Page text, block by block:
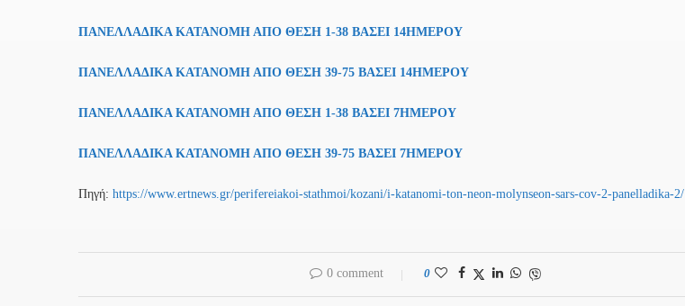
ΠΑΝΕΛΛΑΔΙΚΑ ΚΑΤΑΝΟΜΗ ΑΠΟ ΘΕΣΗ 1-38 ΒΑΣΕΙ 14ΗΜΕΡΟΥ
ΠΑΝΕΛΛΑΔΙΚΑ ΚΑΤΑΝΟΜΗ ΑΠΟ ΘΕΣΗ 39-75 ΒΑΣΕΙ 14ΗΜΕΡΟΥ
ΠΑΝΕΛΛΑΔΙΚΑ ΚΑΤΑΝΟΜΗ ΑΠΟ ΘΕΣΗ 1-38 ΒΑΣΕΙ 7ΗΜΕΡΟΥ
ΠΑΝΕΛΛΑΔΙΚΑ ΚΑΤΑΝΟΜΗ ΑΠΟ ΘΕΣΗ 39-75 ΒΑΣΕΙ 7ΗΜΕΡΟΥ
Πηγή: https://www.ertnews.gr/perifereiakoi-stathmoi/kozani/i-katanomi-ton-neon-molynseon-sars-cov-2-panelladika-2/
0 comment 0